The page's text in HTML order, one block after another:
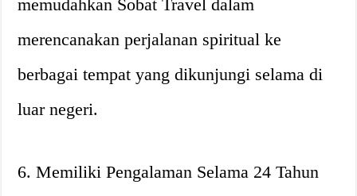
memudahkan Sobat Travel dalam
merencanakan perjalanan spiritual ke
berbagai tempat yang dikunjungi selama di
luar negeri.
6. Memiliki Pengalaman Selama 24 Tahun